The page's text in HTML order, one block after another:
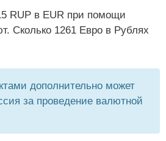
RUP в EUR при помощи
Сколько 1261 Евро в Рублях
дополнительно может
за проведение валютной